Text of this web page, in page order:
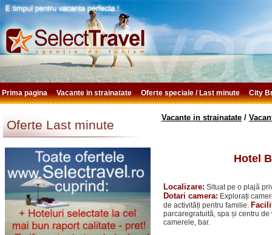
Prima pagina Vacante in strainatate Oferte speciale / Last minute City
Oferte Last minute
Vacante in strainatate /
Hotel
Localizare: Situat pe o plajă
Dotari camera: Explorați
de activități pentru familie.
parcaregratuită, spa și centru
camerele, bar.